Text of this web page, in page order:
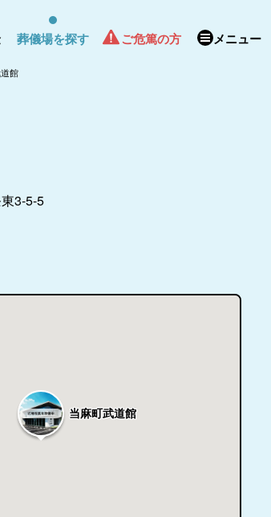
葬儀場を探す ご危篤の方 メニュー
館
3-5-5
当麻町武道館